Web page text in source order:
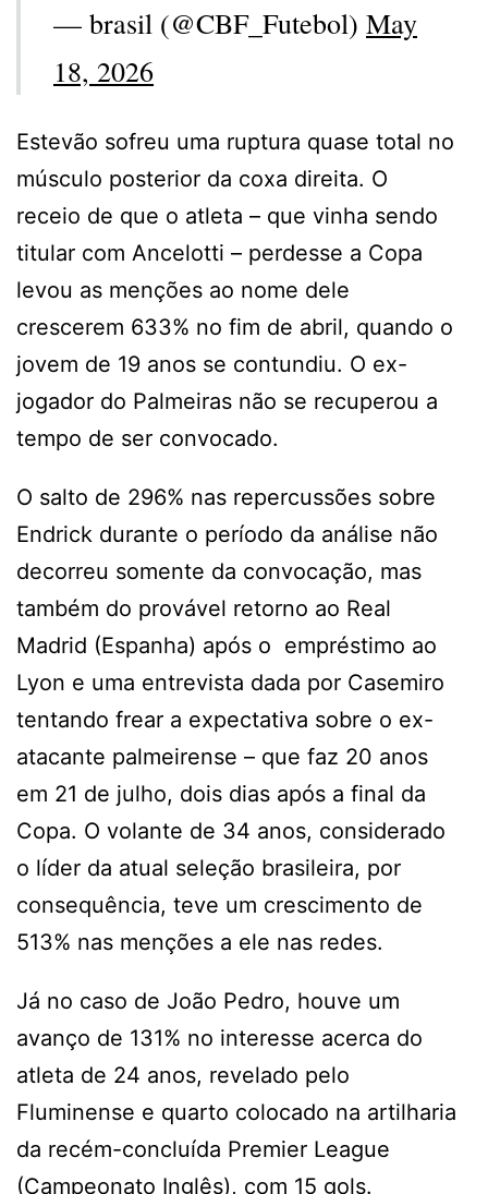
— brasil (@CBF_Futebol) May
18, 2026
Estevão sofreu uma ruptura quase total no
músculo posterior da coxa direita. O
receio de que o atleta – que vinha sendo
titular com Ancelotti – perdesse a Copa
levou as menções ao nome dele
crescerem 633% no fim de abril, quando o
jovem de 19 anos se contundiu. O ex-
jogador do Palmeiras não se recuperou a
tempo de ser convocado.
O salto de 296% nas repercussões sobre
Endrick durante o período da análise não
decorreu somente da convocação, mas
também do provável retorno ao Real
Madrid (Espanha) após o empréstimo ao
Lyon e uma entrevista dada por Casemiro
tentando frear a expectativa sobre o ex-
atacante palmeirense – que faz 20 anos
em 21 de julho, dois dias após a final da
Copa. O volante de 34 anos, considerado
o líder da atual seleção brasileira, por
consequência, teve um crescimento de
513% nas menções a ele nas redes.
Já no caso de João Pedro, houve um
avanço de 131% no interesse acerca do
atleta de 24 anos, revelado pelo
Fluminense e quarto colocado na artilharia
da recém-concluída Premier League
(Campeonato Inglês), com 15 gols.